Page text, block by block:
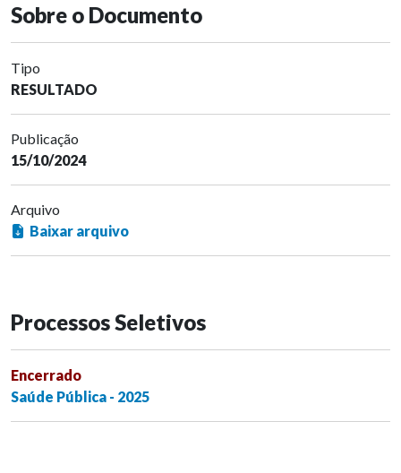
Sobre o Documento
Tipo
RESULTADO
Publicação
15/10/2024
Arquivo
Baixar arquivo
Processos Seletivos
Encerrado
Saúde Pública - 2025